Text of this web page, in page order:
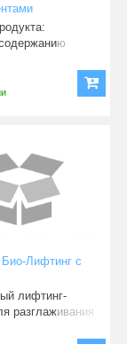
Био-Лифтинг с
лифтинг-
разглаживания